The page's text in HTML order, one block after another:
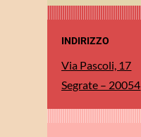
INDIRIZZO
Via Pascoli, 17
Segrate – 20054